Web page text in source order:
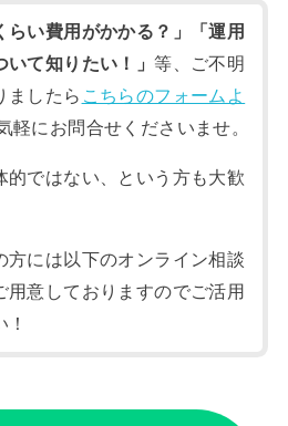
らい費用がかかる？」「運用
いて知りたい！」等、ご不明
ましたら こちらのフォームよ
軽にお問合せくださいませ。
的ではない、という方も大歓
方には以下のオンライン相談
用意しておりますのでご活用